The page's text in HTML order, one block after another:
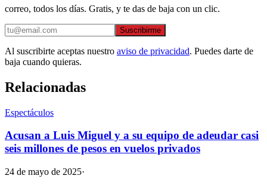
correo, todos los días. Gratis, y te das de baja con un clic.
Suscribirme
Al suscribirte aceptas nuestro aviso de privacidad. Puedes darte de
baja cuando quieras.
Relacionadas
Espectáculos
Acusan a Luis Miguel y a su equipo de adeudar casi
seis millones de pesos en vuelos privados
24 de mayo de 2025·